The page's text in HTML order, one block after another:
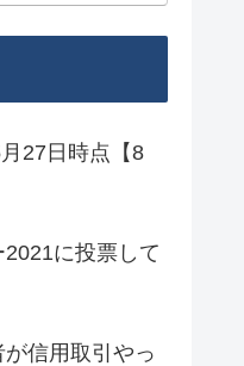
27日時点【8
に投票して
が信用取引やっ